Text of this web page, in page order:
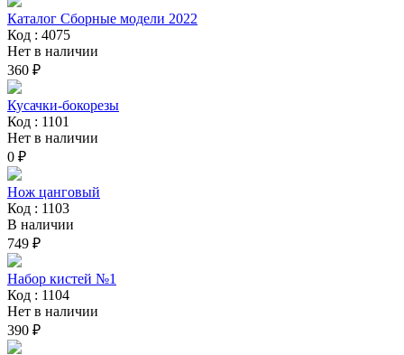
Каталог Сборные модели 2022
Код : 4075
Нет в наличии
360 ₽
Кусачки-бокорезы
Код : 1101
Нет в наличии
0 ₽
Нож цанговый
Код : 1103
В наличии
749 ₽
Набор кистей №1
Код : 1104
Нет в наличии
390 ₽